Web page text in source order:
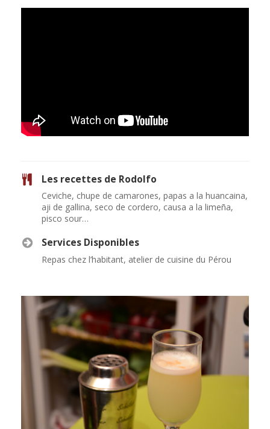
Les recettes de Rodolfo
Ceviche, chupe de camarones, papas a la huancaina,
aji de gallina, seco de cordero, causa a la limeña,
pisco sour…
Services Disponibles
Repas chez l’habitant, atelier de cuisine du Pérou